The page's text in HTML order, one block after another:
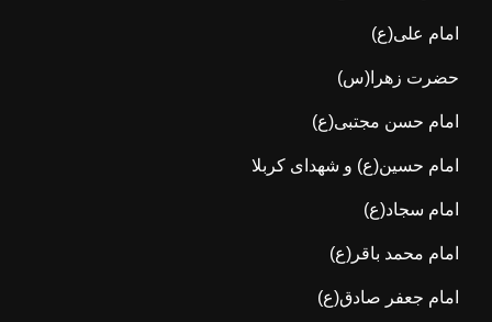
امام علی(ع)
حضرت زهرا(س)
امام حسن مجتبی(ع)
امام حسین(ع) و شهدای کربلا
امام سجاد(ع)
امام محمد باقر(ع)
امام جعفر صادق(ع)